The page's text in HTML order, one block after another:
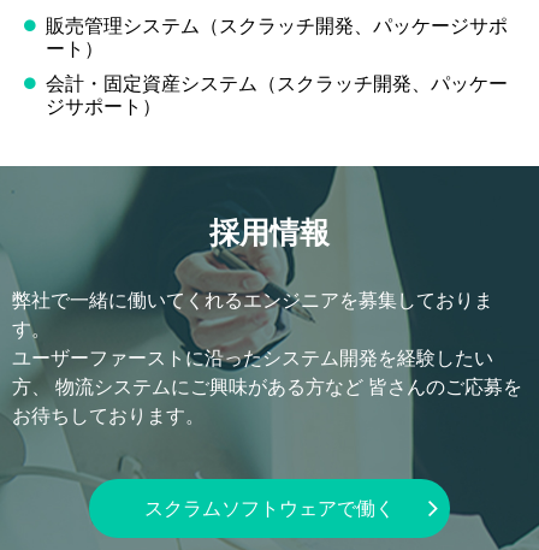
販売管理システム（スクラッチ開発、パッケージサポ
ート）
会計・固定資産システム（スクラッチ開発、パッケー
ジサポート）
採用情報
弊社で一緒に働いてくれるエンジニアを募集しておりま
す。
ユーザーファーストに沿ったシステム開発を経験したい
方、
物流システムにご興味がある方など 皆さんのご応募を
お待ちしております。
スクラムソフトウェアで働く